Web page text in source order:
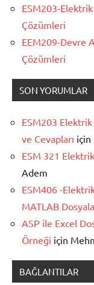
ESM203-
Çözümleri
EEM209-Devre
Çözümleri
SON YORUMLAR
ESM203
ve Cevapları için
ESM 321
Adem
ESM406 -
MATLAB
ASP ile Excel
Örneği için
BAĞLANTILAR